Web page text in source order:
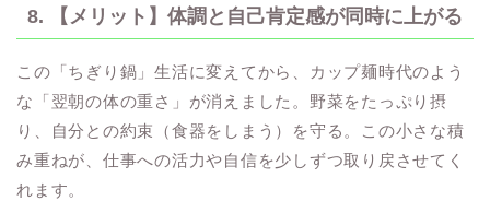
8. 【メリット】体調と自己肯定感が同時に上がる
この「ちぎり鍋」生活に変えてから、カップ麺時代のよう
な「翌朝の体の重さ」が消えました。野菜をたっぷり摂
り、自分との約束（食器をしまう）を守る。この小さな積
み重ねが、仕事への活力や自信を少しずつ取り戻させてく
れます。